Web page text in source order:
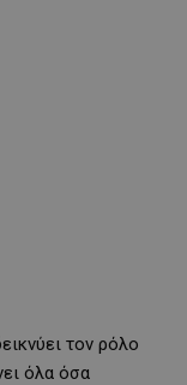
τον ρόλο
όλα όσα